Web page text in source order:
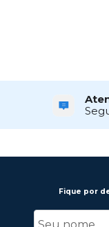
Fique por